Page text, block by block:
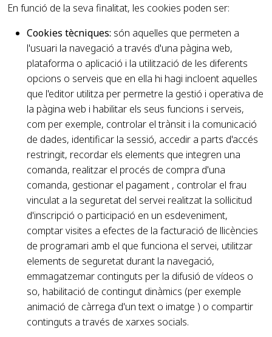
En funció de la seva finalitat, les cookies poden ser:
Cookies tècniques: són aquelles que permeten a
l'usuari la navegació a través d'una pàgina web,
plataforma o aplicació i la utilització de les diferents
opcions o serveis que en ella hi hagi incloent aquelles
que l'editor utilitza per permetre la gestió i operativa de
la pàgina web i habilitar els seus funcions i serveis,
com per exemple, controlar el trànsit i la comunicació
de dades, identificar la sessió, accedir a parts d'accés
restringit, recordar els elements que integren una
comanda, realitzar el procés de compra d'una
comanda, gestionar el pagament , controlar el frau
vinculat a la seguretat del servei realitzat la sol·licitud
d'inscripció o participació en un esdeveniment,
comptar visites a efectes de la facturació de llicències
de programari amb el que funciona el servei, utilitzar
elements de seguretat durant la navegació,
emmagatzemar continguts per la difusió de vídeos o
so, habilitació de contingut dinàmics (per exemple
animació de càrrega d'un text o imatge ) o compartir
continguts a través de xarxes socials.